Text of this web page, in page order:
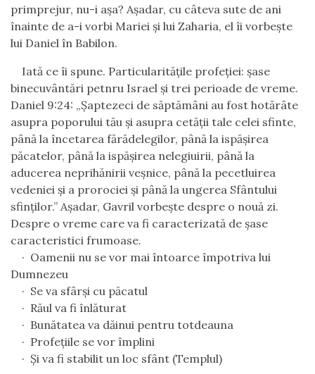
primprejur, nu-i așa? Așadar, cu câteva sute de ani
înainte de a-i vorbi Mariei și lui Zaharia, el îi vorbește
lui Daniel în Babilon.
Iată ce îi spune. Particularitățile profeției: șase
binecuvântări petnru Israel și trei perioade de vreme.
Daniel 9:24: „Şaptezeci de săptămâni au fost hotărâte
asupra poporului tău şi asupra cetăţii tale celei sfinte,
până la încetarea fărădelegilor, până la ispăşirea
păcatelor, până la ispăşirea nelegiuirii, până la
aducerea neprihănirii veşnice, până la pecetluirea
vedeniei şi a prorociei şi până la ungerea Sfântului
sfinţilor.” Așadar, Gavril vorbește despre o nouă zi.
Despre o vreme care va fi caracterizată de șase
caracteristici frumoase.
· Oamenii nu se vor mai întoarce împotriva lui
Dumnezeu
· Se va sfârși cu păcatul
· Răul va fi înlăturat
· Bunătatea va dăinui pentru totdeauna
· Profețiile se vor împlini
· Și va fi stabilit un loc sfânt (Templul)